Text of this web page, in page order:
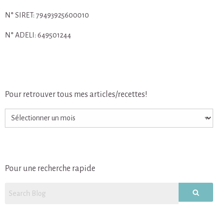
N° SIRET: 79493925600010
N° ADELI: 649501244
Pour retrouver tous mes articles/recettes!
Pour
retrouver
articles/recettes!
Pour une recherche rapide